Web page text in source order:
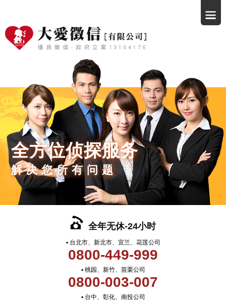
全方位侦探服务
解决您所有问题
全年无休-24小时
▪ 台北市、新北市、宜兰、花莲公司
0800-449-999
▪ 桃园、新竹、苗栗公司
0800-003-007
▪ 台中、彰化、南投公司